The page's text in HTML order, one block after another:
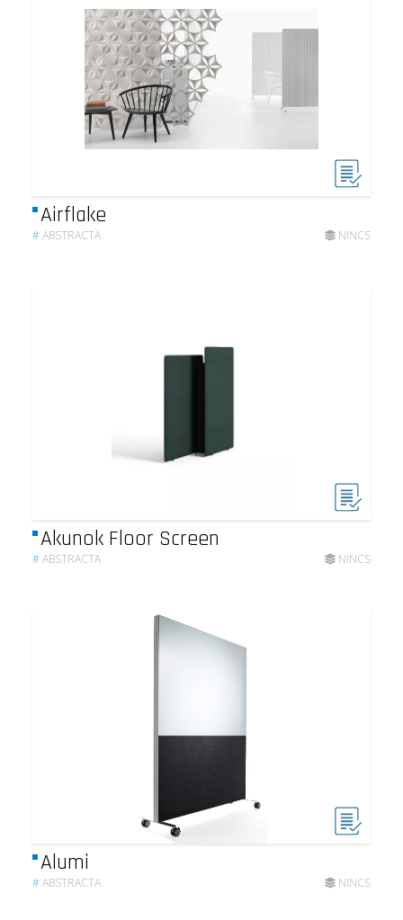
Airflake
#ABSTRACTA NINCS
Akunok Floor Screen
#ABSTRACTA NINCS
Alumi
#ABSTRACTA NINCS